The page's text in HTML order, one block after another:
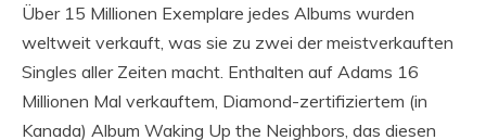
Über 15 Millionen Exemplare jedes Albums wurden
weltweit verkauft, was sie zu zwei der meistverkauften
Singles aller Zeiten macht. Enthalten auf Adams 16
Millionen Mal verkauftem, Diamond-zertifiziertem (in
Kanada) Album Waking Up the Neighbors, das diesen